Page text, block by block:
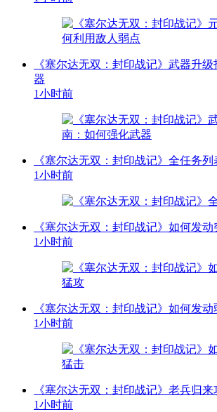
《塞尔达无双：封印战记》武器升
器
1小时前
《塞尔达无双：封印战记》全任务列
1小时前
《塞尔达无双：封印战记》如何发
1小时前
《塞尔达无双：封印战记》如何发
1小时前
《塞尔达无双：封印战记》老兵归来
1小时前